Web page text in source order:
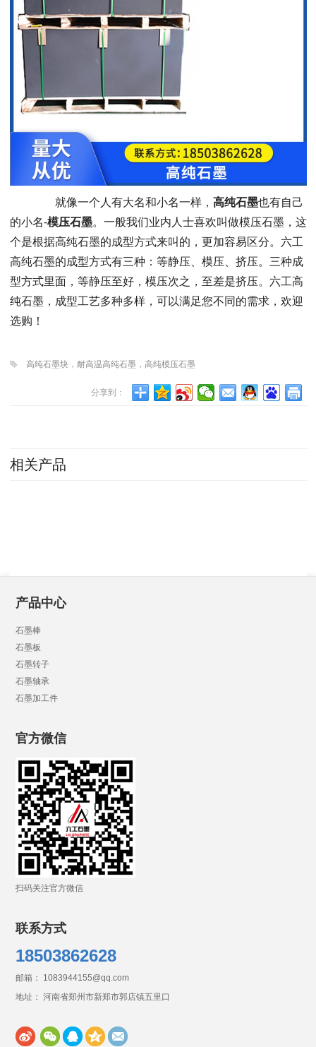
就像一个人有大名和小名一样， 高纯石墨也有自己
的小名-模压石墨。一般我们业内人士喜欢叫做模压石墨，这
个是根据高纯石墨的成型方式来叫的，更加容易区分。六工
高纯石墨的成型方式有三种：等静压、模压、挤压。三种成
型方式里面，等静压至好，模压次之，至差是挤压。六工高
纯石墨，成型工艺多种多样，可以满足您不同的需求，欢迎
选购！
高纯石墨块，耐高温高纯石墨，高纯模压石墨
分享到：
相关产品
产品中心
石墨棒
石墨板
石墨转子
石墨轴承
石墨加工件
官方微信
扫码关注官方微信
联系方式
18503862628
邮箱： 1083944155@qq.com
地址： 河南省郑州市新郑市郭店镇五里口